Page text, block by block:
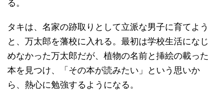
る。
タキは、名家の跡取りとして立派な男子に育てよう
と、万太郎を藩校に入れる。最初は学校生活になじ
めなかった万太郎だが、植物の名前と挿絵の載った
本を見つけ、「その本が読みたい」という思いか
ら、熱心に勉強するようになる。